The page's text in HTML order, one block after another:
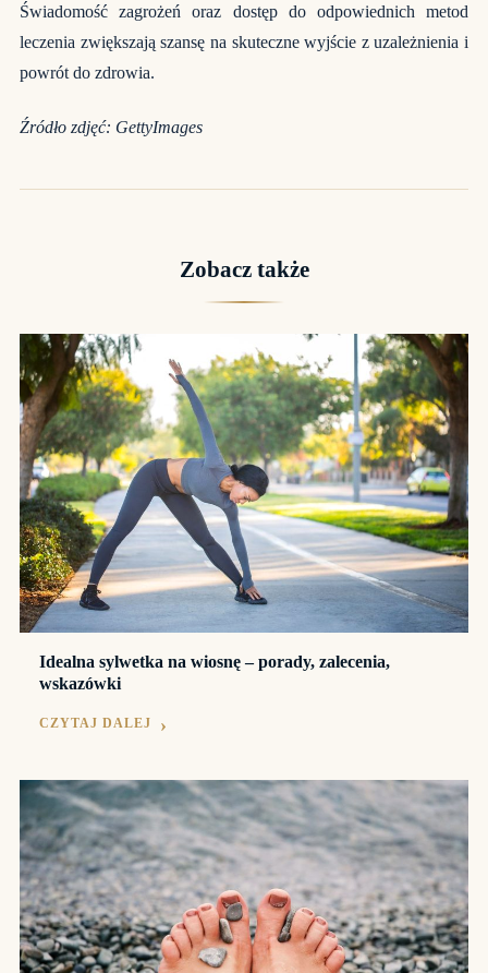
Świadomość zagrożeń oraz dostęp do odpowiednich metod
leczenia zwiększają szansę na skuteczne wyjście z uzależnienia i
powrót do zdrowia.
Źródło zdjęć: GettyImages
Zobacz także
Idealna sylwetka na wiosnę – porady, zalecenia,
wskazówki
CZYTAJ DALEJ